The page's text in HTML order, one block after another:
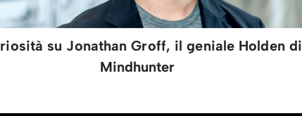
su Jonathan Groff, il geniale Holden di
Mindhunter